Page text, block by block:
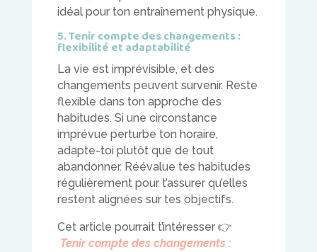
idéal pour ton entraînement physique.
5. Tenir compte des changements :
flexibilité et adaptabilité
La vie est imprévisible, et des
changements peuvent survenir. Reste
flexible dans ton approche des
habitudes. Si une circonstance
imprévue perturbe ton horaire,
adapte-toi plutôt que de tout
abandonner. Réévalue tes habitudes
régulièrement pour t’assurer qu’elles
restent alignées sur tes objectifs.
Cet article pourrait t’intéresser 👉
Tenir compte des changements :